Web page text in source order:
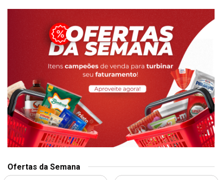
Ofertas da Semana